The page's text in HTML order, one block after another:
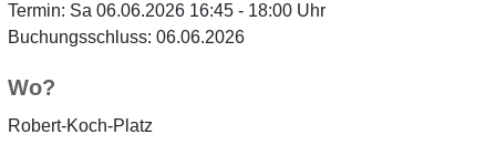
Termin: Sa 06.06.2026 16:45 - 18:00 Uhr
Buchungsschluss: 06.06.2026
Wo?
Robert-Koch-Platz